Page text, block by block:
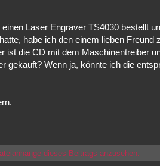
Laser Engraver TS4030 bestellt
habe ich den einem lieben Freund
ist die CD mit dem Maschinentreiber
gekauft? Wenn ja, könnte ich die
dieses Beitrags anzusehen.